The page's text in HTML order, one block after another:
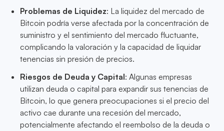
Problemas de Liquidez: La liquidez del mercado de
Bitcoin podría verse afectada por la concentración de
suministro y el sentimiento del mercado fluctuante,
complicando la valoración y la capacidad de liquidar
tenencias sin presión de precios.
Riesgos de Deuda y Capital: Algunas empresas
utilizan deuda o capital para expandir sus tenencias de
Bitcoin, lo que genera preocupaciones si el precio del
activo cae durante una recesión del mercado,
potencialmente afectando el reembolso de la deuda o